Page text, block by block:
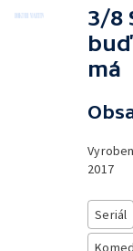
3/8
má
2017
Seriál